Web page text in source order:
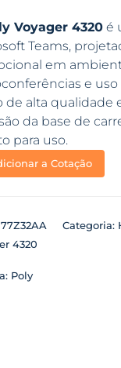
Voyager 4320é
Teams,
em
e
de alta qualidade
da base de
para uso.
a Cotação
77Z32AA Categoria:
4320
Poly